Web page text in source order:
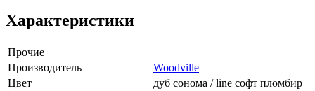
Характеристики
Прочие
Производитель
Woodville
Цвет
дуб сонома / line софт пломбир